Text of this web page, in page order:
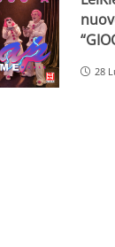
28